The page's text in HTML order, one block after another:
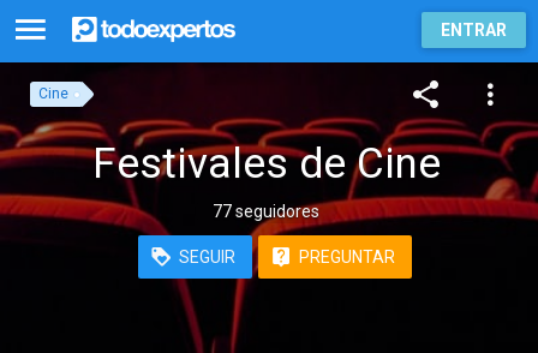
ENTRAR
Cine
Festivales de Cine
77 seguidores
SEGUIR PREGUNTAR